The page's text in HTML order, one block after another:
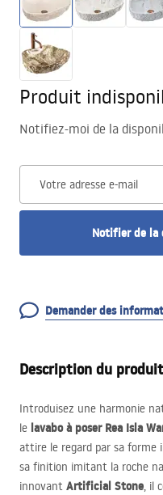
Produit
Notifiez-moi de la
Votre adresse e-mail
Notifier de
Demander des
Description du produit
Introduisez une harmonie
le lavabo à poser Rea Isla
attire le regard par sa forme
sa finition imitant la roche
innovant Artificial Stone, il